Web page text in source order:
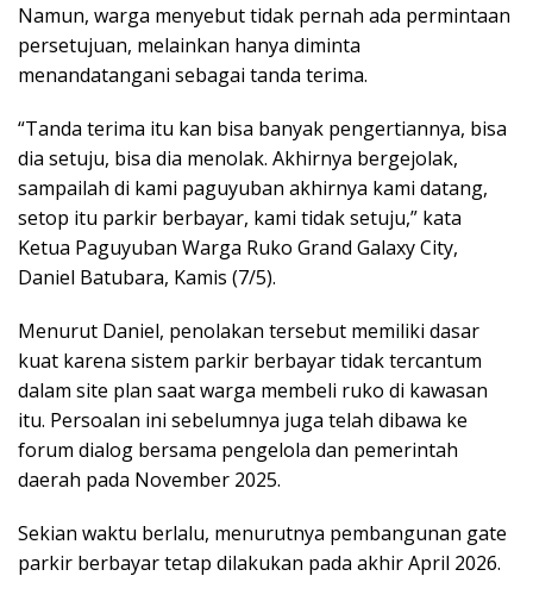
Namun, warga menyebut tidak pernah ada permintaan
persetujuan, melainkan hanya diminta
menandatangani sebagai tanda terima.
“Tanda terima itu kan bisa banyak pengertiannya, bisa
dia setuju, bisa dia menolak. Akhirnya bergejolak,
sampailah di kami paguyuban akhirnya kami datang,
setop itu parkir berbayar, kami tidak setuju,” kata
Ketua Paguyuban Warga Ruko Grand Galaxy City,
Daniel Batubara, Kamis (7/5).
Menurut Daniel, penolakan tersebut memiliki dasar
kuat karena sistem parkir berbayar tidak tercantum
dalam site plan saat warga membeli ruko di kawasan
itu. Persoalan ini sebelumnya juga telah dibawa ke
forum dialog bersama pengelola dan pemerintah
daerah pada November 2025.
Sekian waktu berlalu, menurutnya pembangunan gate
parkir berbayar tetap dilakukan pada akhir April 2026.